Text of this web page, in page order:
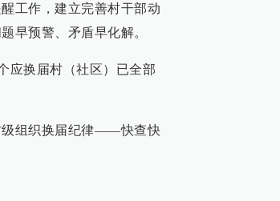
工作，建立完善村干部动
早预警、矛盾早化解。
应换届村（社区）已全部
级组织换届纪律——快查快